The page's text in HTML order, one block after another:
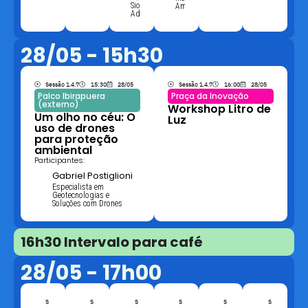
Sion
Advogados
Ambiental
28/05 - 15h30
Sessão 1.4.7 15:30 28/05
Palco Ibirapuera
(externo)
Um olho no céu: O
uso de drones
para proteção
ambiental
Participantes:
Gabriel Postiglioni
Especialista em
Geotecnologias e
Soluções com Drones
Sessão 1.4.7 16:00 28/05
Praça da Inovação
Workshop Litro de
Luz
16h30 Intervalo para café
28/05 - 17h00
S
S
S
S
S
S